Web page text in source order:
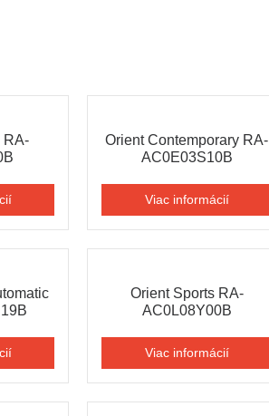
RA-
Orient Contemporary RA-
AC0E03S10В
Viac informácií
Orient Sports RA-
AC0L08Y00B
Viac informácií